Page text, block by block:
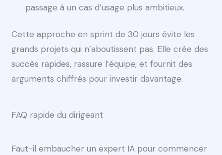
passage à un cas d’usage plus ambitieux.
Cette approche en sprint de 30 jours évite les
grands projets qui n’aboutissent pas. Elle crée des
succès rapides, rassure l’équipe, et fournit des
arguments chiffrés pour investir davantage.
FAQ rapide du dirigeant
Faut-il embaucher un expert IA pour commencer